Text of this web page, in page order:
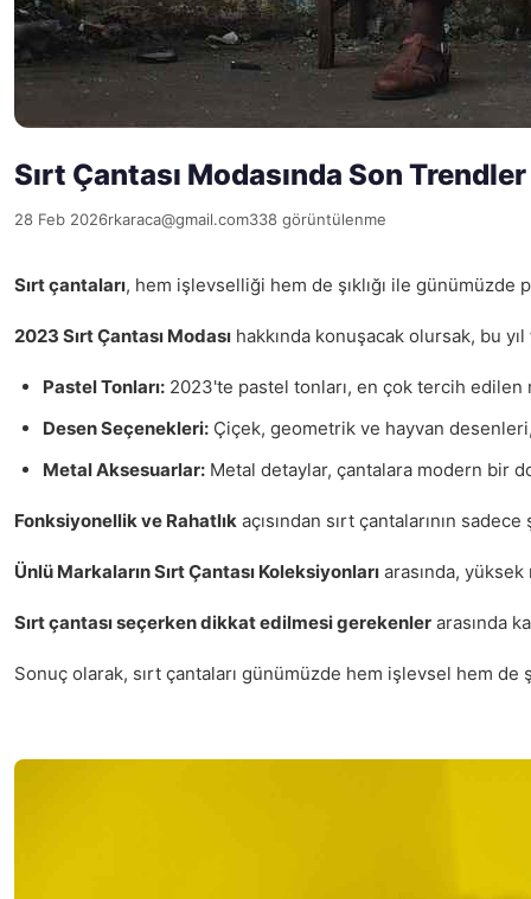
Sırt Çantası Modasında Son Trendler
28 Feb 2026rkaraca@gmail.com338 görüntülenme
Sırt çantaları, hem işlevselliği hem de şıklığı ile
2023 Sırt Çantası Modası hakkında konuşacak olursak, bu yıl
Pastel Tonları: 2023'te pastel tonları, en çok tercih edilen
Desen Seçenekleri: Çiçek, geometrik ve hayvan
Metal Aksesuarlar: Metal detaylar, çantalara modern bir
Fonksiyonellik ve Rahatlık açısından sırt çantalarının
Ünlü Markaların Sırt Çantası Koleksiyonları arasında,
Sırt çantası seçerken dikkat edilmesi gerekenler arasında
Sonuç olarak, sırt çantaları günümüzde hem işlevsel hem